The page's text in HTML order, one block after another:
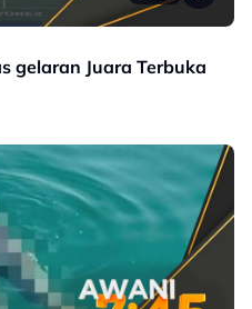
gelaran Juara Terbuka